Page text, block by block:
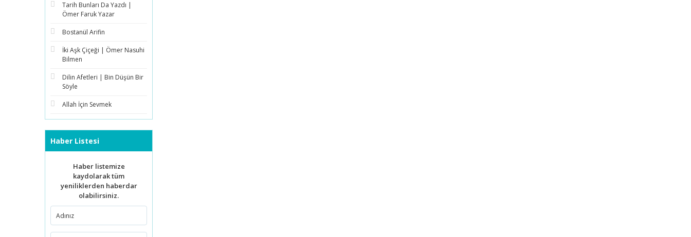
Tarih Bunları Da Yazdı |
Ömer Faruk Yazar
Bostanül Arifin
İki Aşk Çiçeği | Ömer Nasuhi
Bilmen
Dilin Afetleri | Bin Düşün Bir
Söyle
Allah İçin Sevmek
Haber Listesi
Haber listemize
kaydolarak tüm
yeniliklerden haberdar
olabilirsiniz.